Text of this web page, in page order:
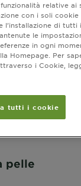
pelle
relative ai
con i soli cookie
di tutti
le
in ogni
Homepage. Per
i Cookie,
tutti i cookie